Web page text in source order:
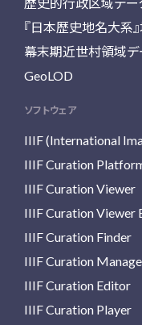
『日本歴史地名大系
幕末期近世村領域デ
GeoLOD
ソフトウェア
IIIF (International
IIIF Curation
IIIF Curation Viewer
IIIF Curation Viewer
IIIF Curation Finder
IIIF Curation
IIIF Curation Editor
IIIF Curation Player